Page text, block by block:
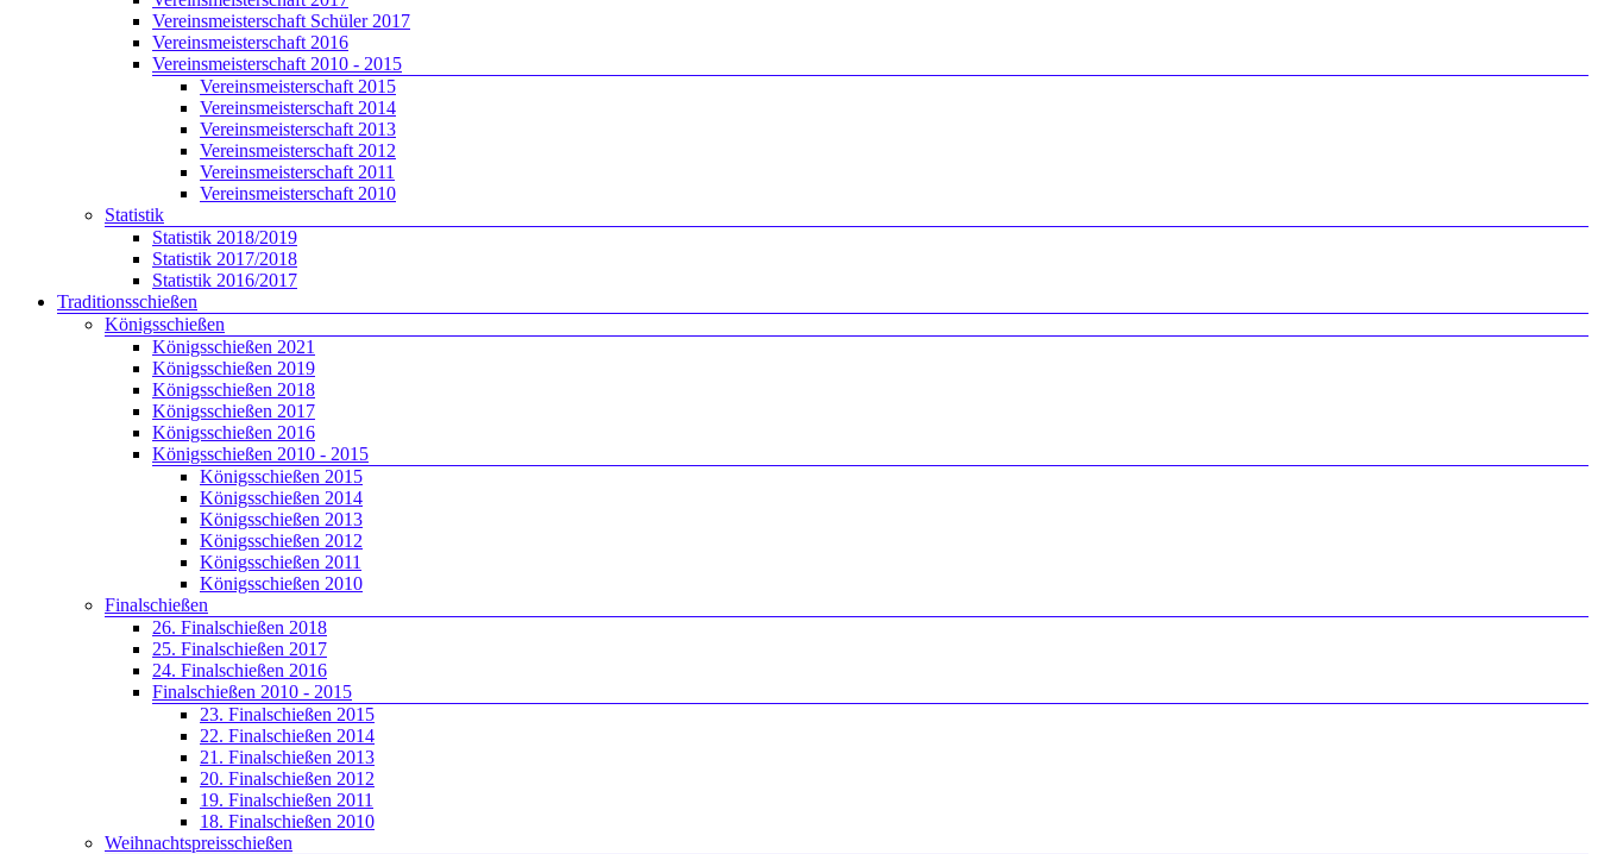
Vereinsmeisterschaft Schüler 2017
Vereinsmeisterschaft 2016
Vereinsmeisterschaft 2010 - 2015
Vereinsmeisterschaft 2015
Vereinsmeisterschaft 2014
Vereinsmeisterschaft 2013
Vereinsmeisterschaft 2012
Vereinsmeisterschaft 2011
Vereinsmeisterschaft 2010
Statistik
Statistik 2018/2019
Statistik 2017/2018
Statistik 2016/2017
Traditionsschießen
Königsschießen
Königsschießen 2021
Königsschießen 2019
Königsschießen 2018
Königsschießen 2017
Königsschießen 2016
Königsschießen 2010 - 2015
Königsschießen 2015
Königsschießen 2014
Königsschießen 2013
Königsschießen 2012
Königsschießen 2011
Königsschießen 2010
Finalschießen
26. Finalschießen 2018
25. Finalschießen 2017
24. Finalschießen 2016
Finalschießen 2010 - 2015
23. Finalschießen 2015
22. Finalschießen 2014
21. Finalschießen 2013
20. Finalschießen 2012
19. Finalschießen 2011
18. Finalschießen 2010
Weihnachtspreisschießen